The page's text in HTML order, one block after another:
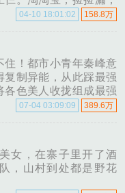
咪的，可不可以不这
158.8万
04-10 18:01:02
住！都市小青年秦峰意
制异能，从此踩最强
色美人收拢组成最强
272462213（欢迎大
389.6万
07-04 03:09:09
女，在寨子里开了酒
，山村到处都是野花